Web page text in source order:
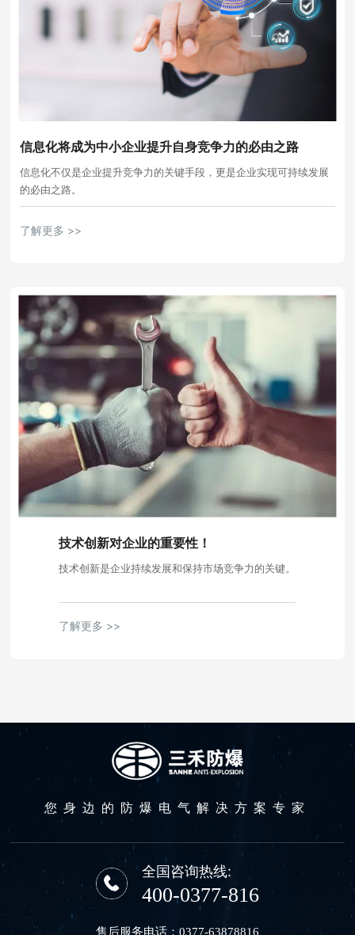
信息化将成为中小企业提升自身竞争力的必由之路
信息化不仅是企业提升竞争力的关键手段，更是企业实现可持续发展
的必由之路。
了解更多 >>
技术创新对企业的重要性！
技术创新是企业持续发展和保持市场竞争力的关键。
了解更多 >>
您身边的防爆电气解决方案专家
全国咨询热线:
400-0377-816
售后服务电话： 0377-63878816